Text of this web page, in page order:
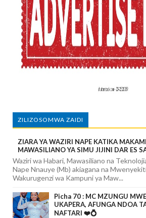
ZILIZOSOMWA ZAIDI
ZIARA YA WAZIRI NAPE KATIKA
MAWASILIANO YA SIMU JIJINI DAR ES
Waziri wa Habari, Mawasiliano na
Nape Nnauye (Mb) akiagana na
Wakurugenzi wa Kampuni ya Maw...
Picha 70 : MC MZUNGU
UKAPERA, AFUNGA NDOA
NAFTARI ❤️💍